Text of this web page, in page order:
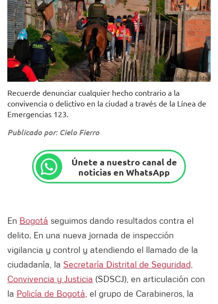
Foto: Secretaría de Seguridad
Recuerde denunciar cualquier hecho contrario a la
convivencia o delictivo en la ciudad a través de la Línea de
Emergencias 123.
Publicado por: Cielo Fierro
Únete a nuestro canal de
noticias en WhatsApp
En Bogotá seguimos dando resultados contra el
delito. En una nueva jornada de inspección
vigilancia y control y atendiendo el llamado de la
ciudadanía, la Secretaría Distrital de Seguridad,
Convivencia y Justicia (SDSCJ), en articulación con
la Policía de Bogotá , el grupo de Carabineros, la